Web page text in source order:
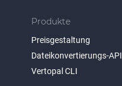
Produkte
Preisgestaltung
Dateikonvertierungs-API
Vertopal CLI